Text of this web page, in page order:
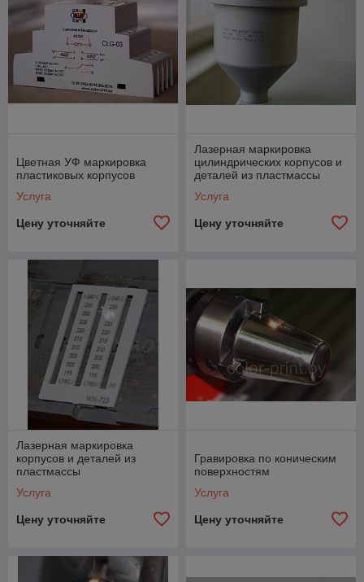
Цветная УФ маркировка
пластиковых корпусов
Услуга
Цену уточняйте
Лазерная маркировка
цилиндрических корпусов и
деталей из пластмассы
Услуга
Цену уточняйте
Лазерная маркировка
корпусов и деталей из
пластмассы
Услуга
Цену уточняйте
Гравировка по коническим
поверхностям
Услуга
Цену уточняйте